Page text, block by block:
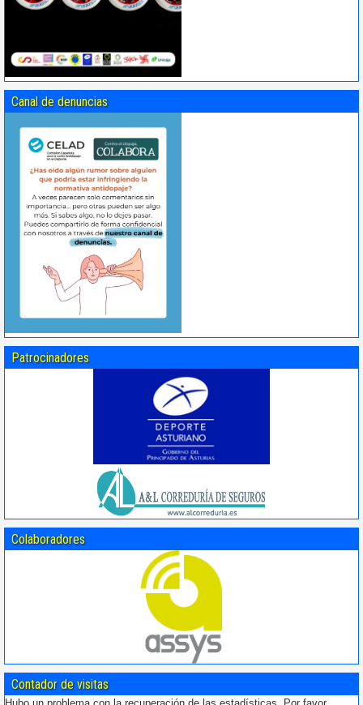
Canal de denuncias
Patrocinadores
Colaboradores
Contador de visitas